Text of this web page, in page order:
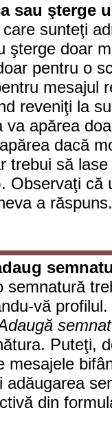
sau şterge
sunteţi
şterge doar
pentru o
mesajul
reveniţi la
va apărea
dacă
trebui să
Observaţi că
a răspuns.
semnatură
vă
Puteţi,
mesajele
adăugarea
din